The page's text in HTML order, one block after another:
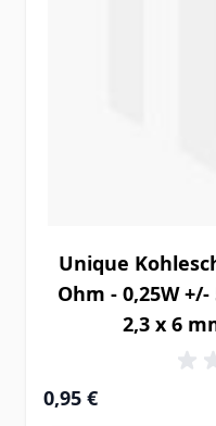
Unique
Ohm - 0,25W +/-
2,3 x 6
0,95 €